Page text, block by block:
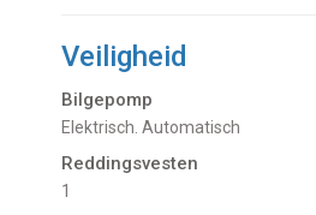
Veiligheid
Bilgepomp
Elektrisch. Automatisch
Reddingsvesten
1